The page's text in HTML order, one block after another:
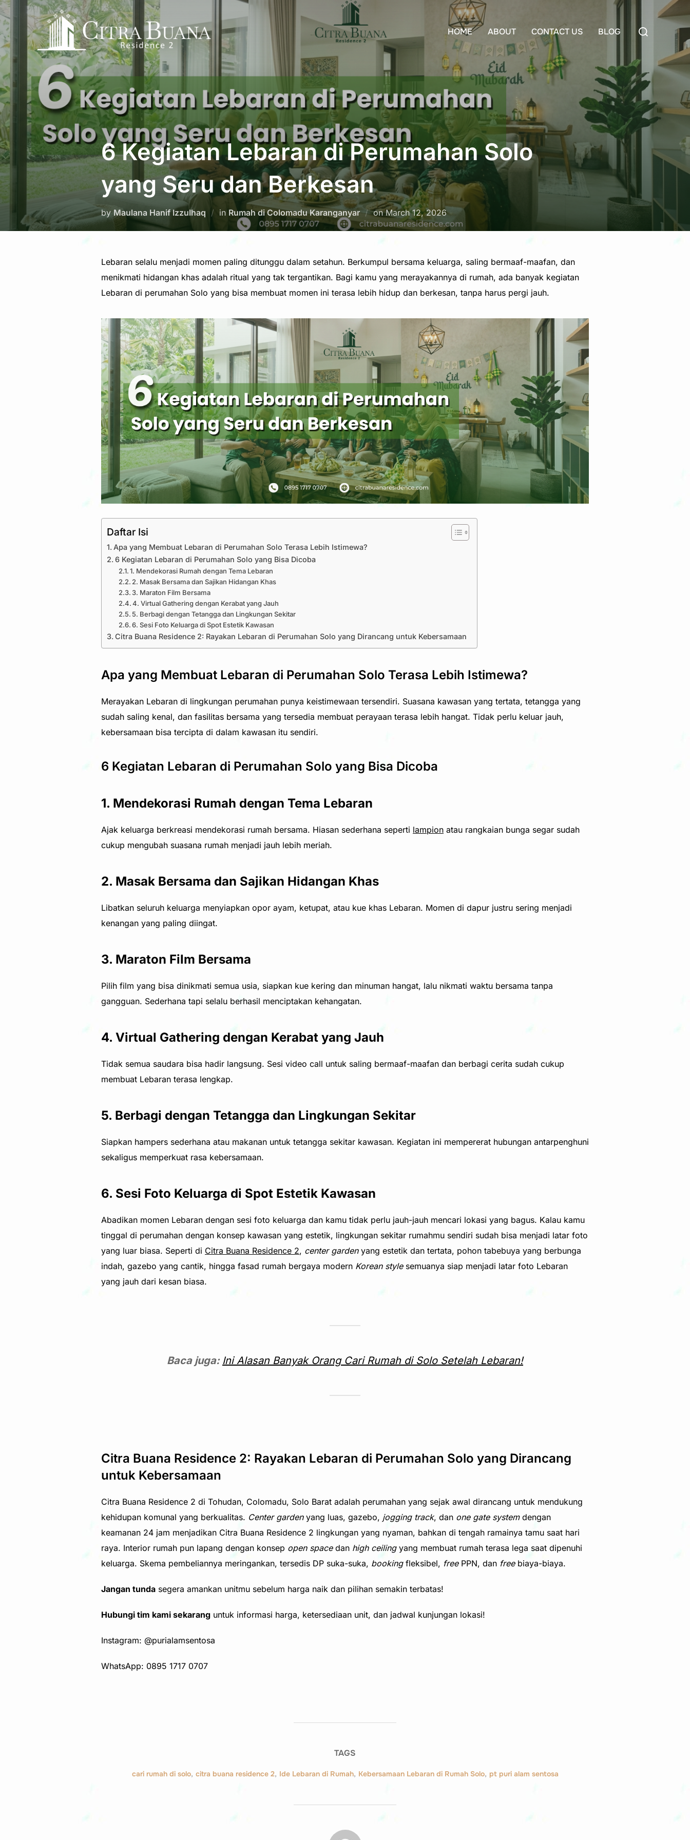
Skip
to
content
HOME ABOUT CONTACT US BLOG
Search
6 Kegiatan Lebaran di Perumahan Solo
yang Seru dan Berkesan
by Maulana Hanif Izzulhaq in Rumah di Colomadu Karanganyar onPosted
on
March 12, 2026
Lebaran selalu menjadi momen paling ditunggu dalam setahun. Berkumpul bersama keluarga, saling bermaaf-maafan, dan
menikmati hidangan khas adalah ritual yang tak tergantikan. Bagi kamu yang merayakannya di rumah, ada banyak kegiatan
Lebaran di perumahan Solo yang bisa membuat momen ini terasa lebih hidup dan berkesan, tanpa harus pergi jauh.
Daftar Isi
Apa yang Membuat Lebaran di Perumahan Solo Terasa Lebih Istimewa?
6 Kegiatan Lebaran di Perumahan Solo yang Bisa Dicoba
1. Mendekorasi Rumah dengan Tema Lebaran
2. Masak Bersama dan Sajikan Hidangan Khas
3. Maraton Film Bersama
4. Virtual Gathering dengan Kerabat yang Jauh
5. Berbagi dengan Tetangga dan Lingkungan Sekitar
6. Sesi Foto Keluarga di Spot Estetik Kawasan
Citra Buana Residence 2: Rayakan Lebaran di Perumahan Solo yang Dirancang untuk Kebersamaan
Apa yang Membuat Lebaran di Perumahan Solo Terasa Lebih Istimewa?
Merayakan Lebaran di lingkungan perumahan punya keistimewaan tersendiri. Suasana kawasan yang tertata, tetangga yang
sudah saling kenal, dan fasilitas bersama yang tersedia membuat perayaan terasa lebih hangat. Tidak perlu keluar jauh,
kebersamaan bisa tercipta di dalam kawasan itu sendiri.
6 Kegiatan Lebaran di Perumahan Solo yang Bisa Dicoba
1. Mendekorasi Rumah dengan Tema Lebaran
Ajak keluarga berkreasi mendekorasi rumah bersama. Hiasan sederhana seperti lampion atau rangkaian bunga segar sudah
cukup mengubah suasana rumah menjadi jauh lebih meriah.
2. Masak Bersama dan Sajikan Hidangan Khas
Libatkan seluruh keluarga menyiapkan opor ayam, ketupat, atau kue khas Lebaran. Momen di dapur justru sering menjadi
kenangan yang paling diingat.
3. Maraton Film Bersama
Pilih film yang bisa dinikmati semua usia, siapkan kue kering dan minuman hangat, lalu nikmati waktu bersama tanpa
gangguan. Sederhana tapi selalu berhasil menciptakan kehangatan.
4. Virtual Gathering dengan Kerabat yang Jauh
Tidak semua saudara bisa hadir langsung. Sesi video call untuk saling bermaaf-maafan dan berbagi cerita sudah cukup
membuat Lebaran terasa lengkap.
5. Berbagi dengan Tetangga dan Lingkungan Sekitar
Siapkan hampers sederhana atau makanan untuk tetangga sekitar kawasan. Kegiatan ini mempererat hubungan antarpenghuni
sekaligus memperkuat rasa kebersamaan.
6. Sesi Foto Keluarga di Spot Estetik Kawasan
Abadikan momen Lebaran dengan sesi foto keluarga dan kamu tidak perlu jauh-jauh mencari lokasi yang bagus. Kalau kamu
tinggal di perumahan dengan konsep kawasan yang estetik, lingkungan sekitar rumahmu sendiri sudah bisa menjadi latar foto
yang luar biasa. Seperti di Citra Buana Residence 2, center gardenyang estetik dan tertata, pohon tabebuya yang berbunga
indah, gazebo yang cantik, hingga fasad rumah bergaya modern Korean stylesemuanya siap menjadi latar foto Lebaran
yang jauh dari kesan biasa.
Baca juga: Ini Alasan Banyak Orang Cari Rumah di Solo Setelah Lebaran!
Citra Buana Residence 2: Rayakan Lebaran di Perumahan Solo yang Dirancang
untuk Kebersamaan
Citra Buana Residence 2 di Tohudan, Colomadu, Solo Barat adalah perumahan yang sejak awal dirancang untuk mendukung
kehidupan komunal yang berkualitas. Center gardenyang luas, gazebo, jogging track, dan one gate systemdengan
keamanan 24 jam menjadikan Citra Buana Residence 2 lingkungan yang nyaman, bahkan di tengah ramainya tamu saat hari
raya. Interior rumah pun lapang dengan konsep open spacedan high ceilingyang membuat rumah terasa lega saat dipenuhi
keluarga. Skema pembeliannya meringankan, tersedis DP suka-suka, bookingfleksibel, free PPN, dan freebiaya-biaya.
Jangan tunda segera amankan unitmu sebelum harga naik dan pilihan semakin terbatas!
Hubungi tim kami sekarang untuk informasi harga, ketersediaan unit, dan jadwal kunjungan lokasi!
Instagram: @purialamsentosa
WhatsApp: 0895 1717 0707
TAGS
cari rumah di solo, citra buana residence 2, Ide Lebaran di Rumah, Kebersamaan Lebaran di Rumah Solo, pt puri alam sentosa
POST AUTHOR